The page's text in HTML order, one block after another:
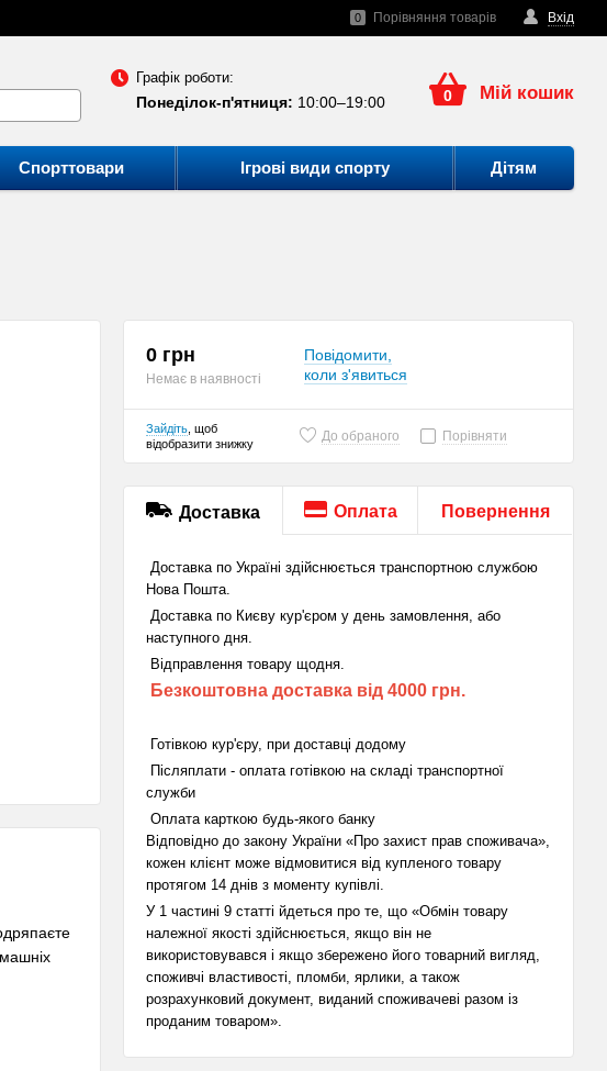
Вхід
0 Порівняння товарів
Графік роботи:
Понеділок-п'ятниця: 10:00–19:00 0 Мій кошик
Спорттовари Ігрові види спорту Дітям
0 грн
Немає в наявності
Повідомити,
коли з'явиться
Зайдіть , щоб
відобразити знижку
До обраного Порівняти
Доставка Оплата Повернення
Доставка по Україні здійснюється транспортною службою
Нова Пошта.
Доставка по Києву кур'єром у день замовлення, або
наступного дня.
Відправлення товару щодня.
Безкоштовна доставка від 4000 грн.
Готівкою кур'єру, при доставці додому
Післяплати - оплата готівкою на складі транспортної
служби
Оплата карткою будь-якого банку
Відповідно до закону України «Про захист прав споживача»,
кожен клієнт може відмовитися від купленого товару
протягом 14 днів з моменту купівлі.
У 1 частині 9 статті йдеться про те, що «Обмін товару
належної якості здійснюється, якщо він не
використовувався і якщо збережено його товарний вигляд,
споживчі властивості, пломби, ярлики, а також
розрахунковий документ, виданий споживачеві разом із
проданим товаром».